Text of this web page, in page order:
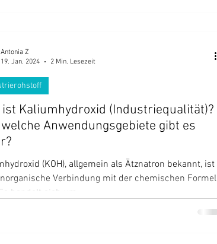
ist Kaliumhydroxid (Industriequalität)?
Anwendungsgebiete gibt es
(KOH), allgemein als Ätznatron bekannt, ist
Verbindung mit der chemischen Formel
handelt sich um...
Antonia Z
19. Jan. 2024
2 Min. Lesezeit